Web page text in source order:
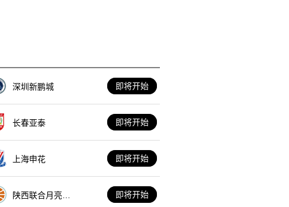
深圳新鹏城 即将开始
长春亚泰 即将开始
上海申花 即将开始
陕西联合月亮泊
即将开始